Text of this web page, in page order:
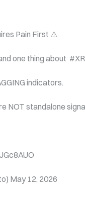
Pain First ⚠️
one thing about
indicators.
NOT standalone
May 12, 2026